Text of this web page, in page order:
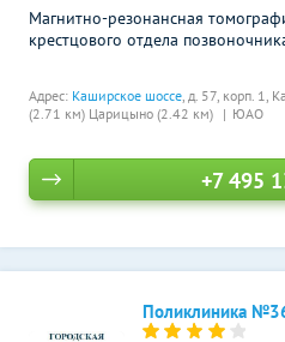
Адрес: Каширское шоссе, д. 57, корп. 1,
(2.71 км) Царицыно (2.42 км) ЮАО
Магнитно-резонансная
крестцового отдела
+7 495
Поликлиника